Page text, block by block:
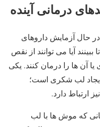
درمانی آینده
حال آزمایش داروهای
آیا می توانند از نقص
آن ها را درمان کنند. یکی
ایجاد لب شکری است؛
ارتباط دارد.
که موش ها با لب